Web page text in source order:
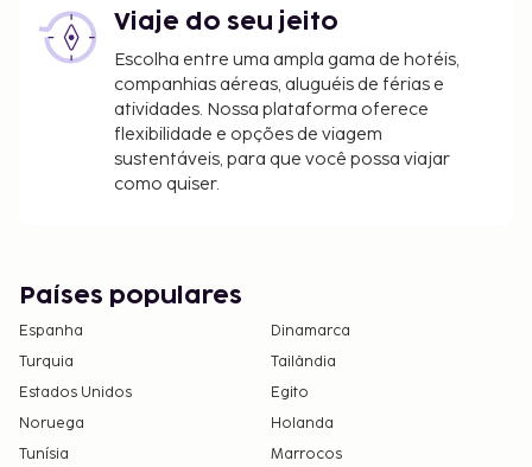
refrigerator/freezer and an oven. A 40-inch Smart
television with digital programming provides
entertainment, while complimentary wireless
Internet access keeps you connected.
Conveniences include a microwave and a
coffee/tea maker, and housekeeping is provided
dining establishments, which include 2 restaurants
and a coffee shop/cafe. Quench your thirst with
your favorite drink at the bar/lounge. Buffet
breakfasts are available daily for a fee.
Viaje do seu jeito
Escolha entre uma ampla gama de hotéis,
companhias aéreas, aluguéis de férias e
atividades. Nossa plataforma oferece
flexibilidade e opções de viagem
sustentáveis, para que você possa viajar
como quiser.
Países populares
Espanha
Dinamarca
Turquia
Tailândia
Estados Unidos
Egito
Noruega
Holanda
Tunísia
Marrocos